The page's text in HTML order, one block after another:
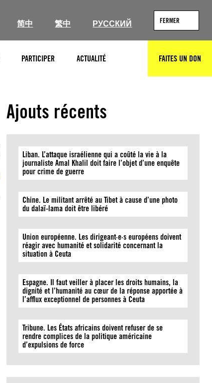
简中 繁中 РУССКИЙ FERMER
PARTICIPER ACTUALITÉ RECHERCHERFAITES UN DON
Ajouts récents
Liban. L’attaque israélienne qui a coûté la vie à la
journaliste Amal Khalil doit faire l’objet d’une enquête
pour crime de guerre
Chine. Le militant arrêté au Tibet à cause d’une photo
du dalaï-lama doit être libéré
Union européenne. Les dirigeant·e·s européens doivent
réagir avec humanité et solidarité concernant la
situation à Ceuta
Espagne. Il faut veiller à placer les droits humains, la
dignité et l’humanité au cœur de la réponse apportée à
l’afflux exceptionnel de personnes à Ceuta
Tribune. Les États africains doivent refuser de se
rendre complices de la politique américaine
d’expulsions de force